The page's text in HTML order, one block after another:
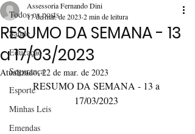
Todos os posts
Saúde
Educação
Segurança
Esporte
Minhas Leis
Emendas
RESUMO DA SEMANA - 13
a 17/03/2023
Assessoria Fernando Dini
17 de mar. de 2023 2 min de leitura
Atualizado:22 de mar. de 2023
RESUMO DA SEMANA - 13 a
17/03/2023